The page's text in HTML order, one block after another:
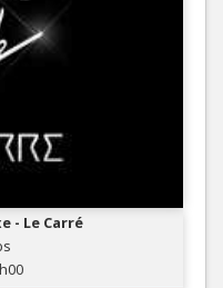
- Le Carré